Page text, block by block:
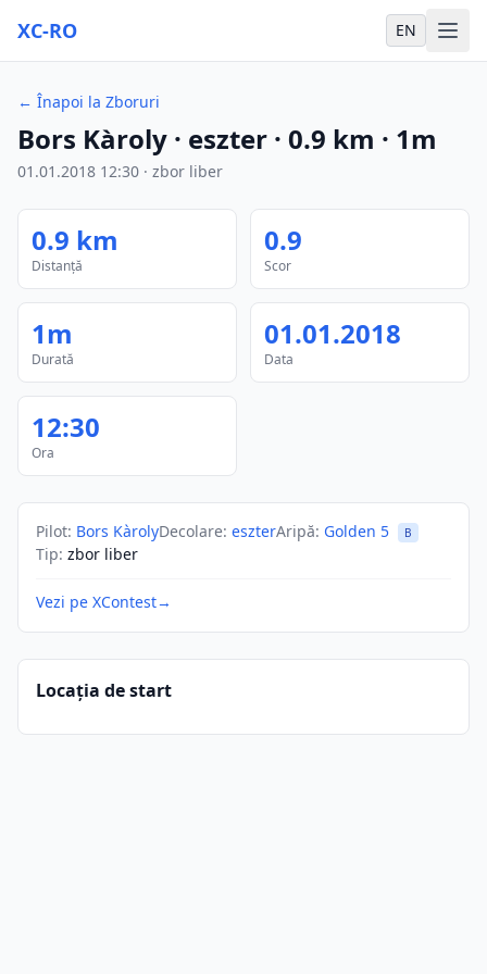
XC-RO EN
← Înapoi la Zboruri
Bors Kàroly · eszter · 0.9 km · 1m
01.01.2018 12:30 · zbor liber
0.9 km
Distanță
0.9
Scor
1m
Durată
01.01.2018
Data
12:30
Ora
Pilot: Bors KàrolyDecolare: eszterAripă: Golden 5 B
Tip: zbor liber
Vezi pe XContest→
Locația de start